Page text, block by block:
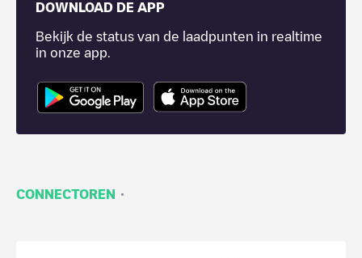
DOWNLOAD DE APP
Bekijk de status van de laadpunten in realtime
in onze app.
CONNECTOREN ·